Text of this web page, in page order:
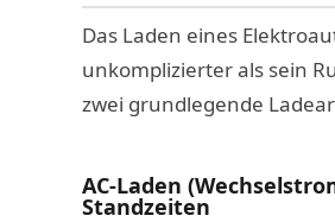
Das Laden eines
unkomplizierter als sein
zwei grundlegende
AC-Laden
Standzeiten